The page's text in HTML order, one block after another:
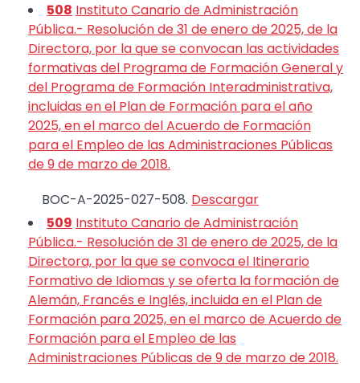
508 Instituto Canario de Administración
Pública.- Resolución de 31 de enero de 2025, de la
Directora, por la que se convocan las actividades
formativas del Programa de Formación General y
del Programa de Formación Interadministrativa,
incluidas en el Plan de Formación para el año
2025, en el marco del Acuerdo de Formación
para el Empleo de las Administraciones Públicas
de 9 de marzo de 2018.
BOC-A-2025-027-508. Descargar
509 Instituto Canario de Administración
Pública.- Resolución de 31 de enero de 2025, de la
Directora, por la que se convoca el Itinerario
Formativo de Idiomas y se oferta la formación de
Alemán, Francés e Inglés, incluida en el Plan de
Formación para 2025, en el marco de Acuerdo de
Formación para el Empleo de las
Administraciones Públicas de 9 de marzo de 2018.